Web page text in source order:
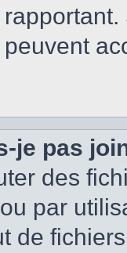
je pas
des
par
de